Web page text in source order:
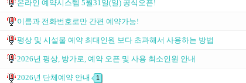
온라인 예약시스템 5월31일(일) 공식오픈!
이름과 전화번호로만 간편 예약가능!
평상 및 시설물 예약 최대인원 보다 초과해서 사용하는 방법
2026년 평상, 방가로, 예약 오픈 및 사용 최소인원 안내
2026년 단체예약 안내 1